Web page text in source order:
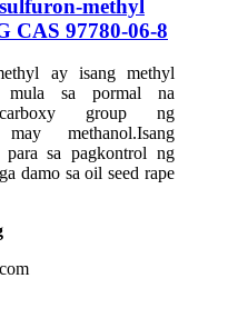
methyl
CAS 97780-06-8
ay isang methyl
mula sa pormal na
group ng
methanol.Isang
para sa pagkontrol ng
damo sa oil seed rape